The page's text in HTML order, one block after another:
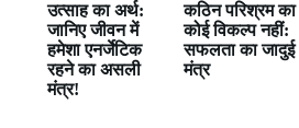
उत्साह का अर्थ:
जानिए जीवन में
हमेशा एनर्जेटिक
रहने का असली
मंत्र!
कठिन परिश्रम का
कोई विकल्प नहीं:
सफलता का जादुई
मंत्र